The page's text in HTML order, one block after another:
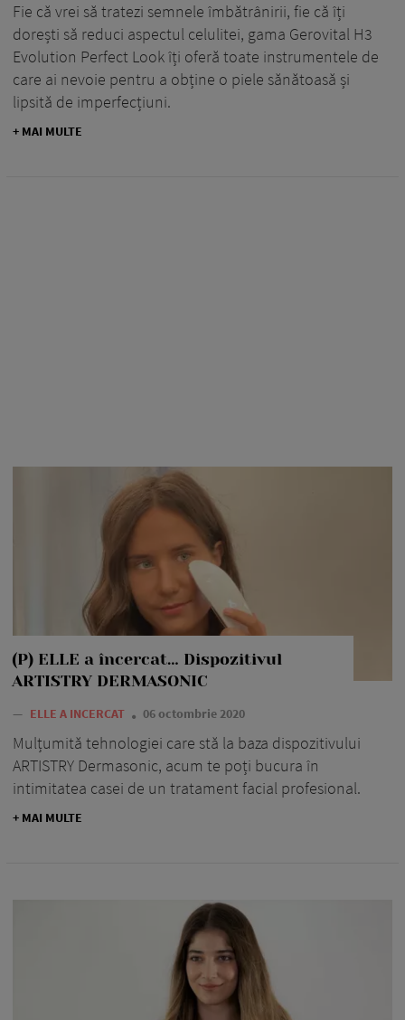
Fie că vrei să tratezi semnele îmbătrânirii, fie că îți
dorești să reduci aspectul celulitei, gama Gerovital H3
Evolution Perfect Look îți oferă toate instrumentele de
care ai nevoie pentru a obține o piele sănătoasă și
lipsită de imperfecțiuni.
+ MAI MULTE
(P) ELLE a încercat… Dispozitivul
ARTISTRY DERMASONIC
— ELLE A INCERCAT 06 octombrie 2020
Mulțumită tehnologiei care stă la baza dispozitivului
ARTISTRY Dermasonic, acum te poți bucura în
intimitatea casei de un tratament facial profesional.
+ MAI MULTE